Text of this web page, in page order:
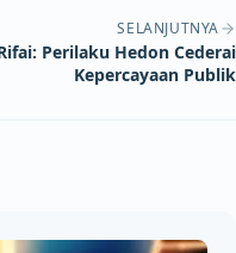
SELANJUTNYA
Perilaku Hedon Cederai
Kepercayaan Publik